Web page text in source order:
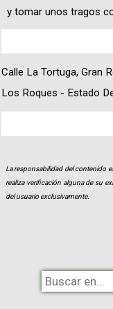
y tomar unos tragos
Calle La Tortuga, Gran
Los Roques - Estado
La responsabilidad del contenido
realiza verificación alguna de su
del usuario exclusivamente.